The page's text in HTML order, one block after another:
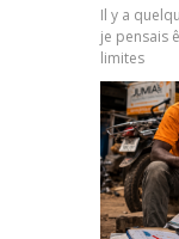
Il y a
je pensais
limites